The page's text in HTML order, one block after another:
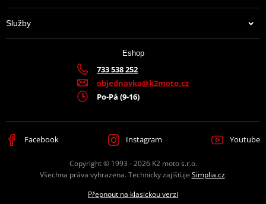
Služby
Eshop
733 538 252
objednavka@k2moto.cz
Po-Pá (9-16)
Facebook Instagram Youtube
Copyright © 1993 - 2026 K2 moto s.r.o.
Všechna práva vyhrazena. Technicky zajišťuje Simplia.cz.
Přepnout na klasickou verzi